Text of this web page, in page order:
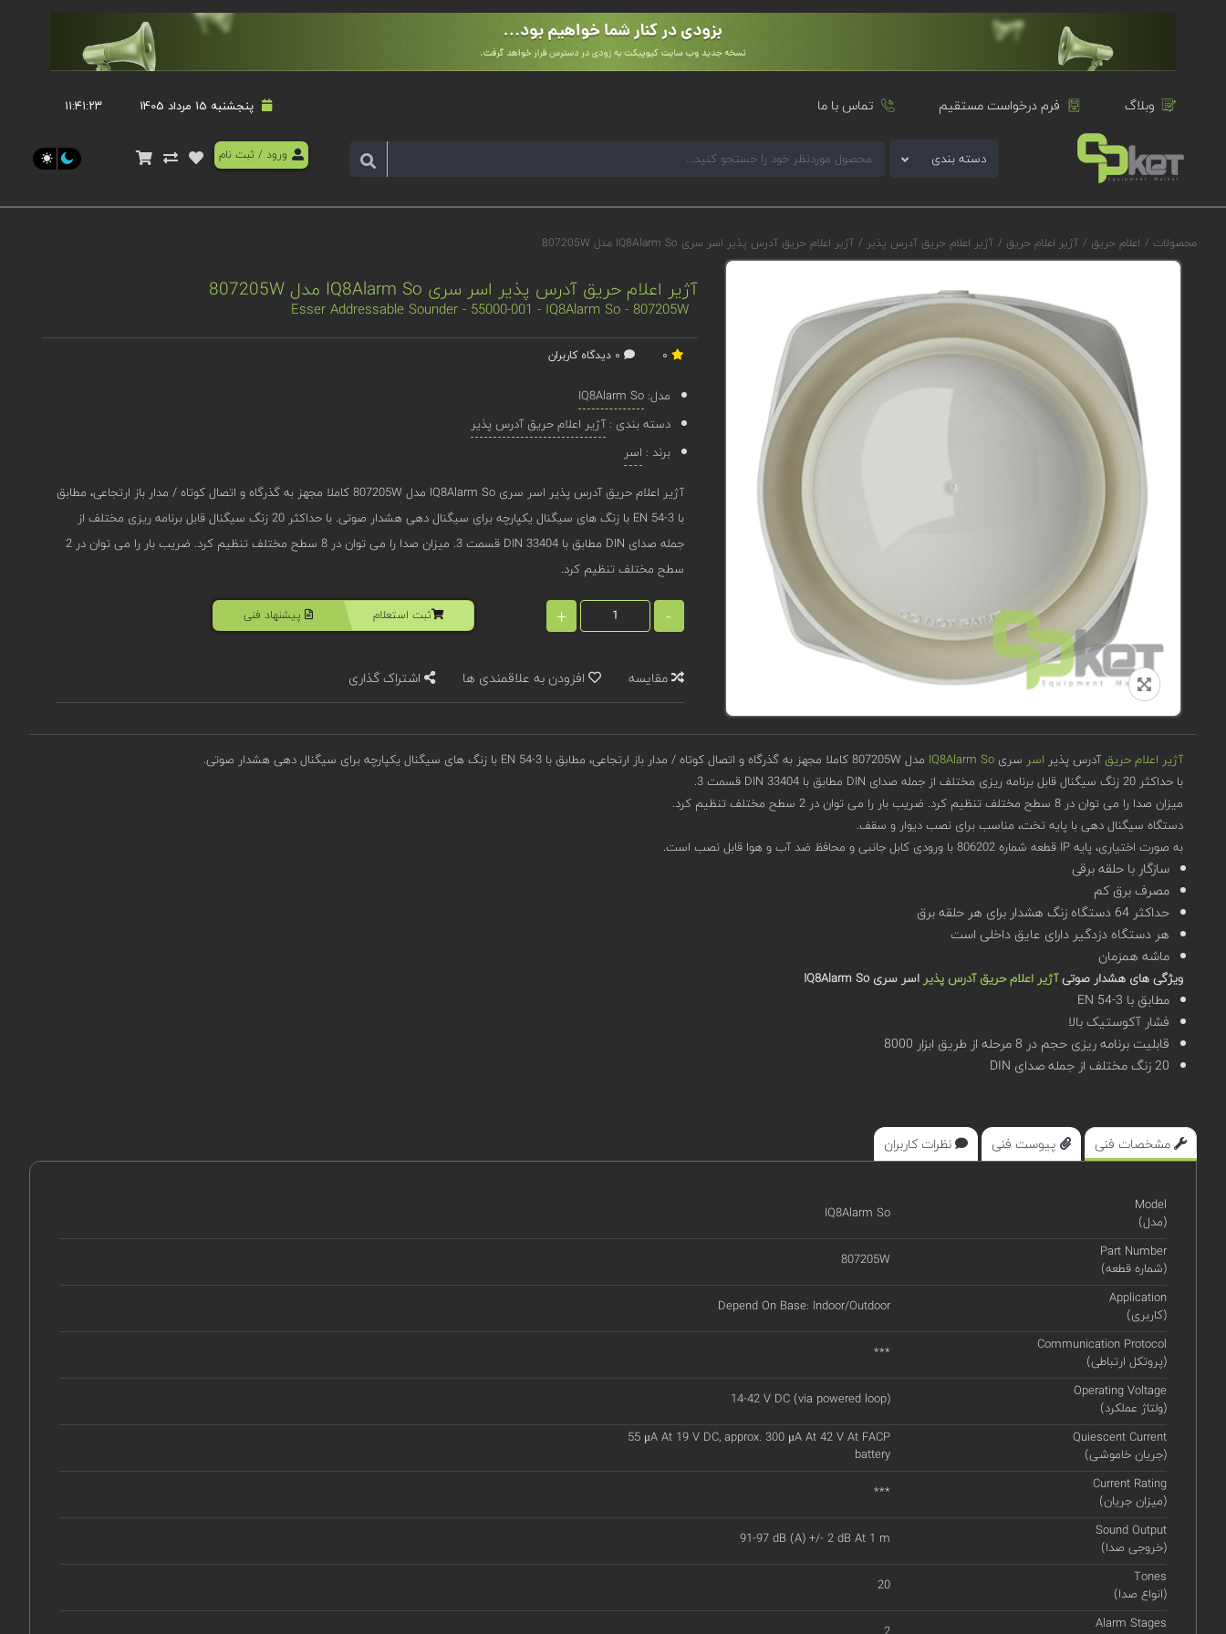
وبلاگ فرم درخواست مستقیم تماس با ما پنجشنبه 15 مرداد 1405 ۱۱:۴۱:۲۳
دسته بندی ورود / ثبت نام
محصولات / اعلام حریق / آژیر اعلام حریق / آژیر اعلام حریق آدرس پذیر / آژیر اعلام حریق آدرس پذیر اسر سری IQ8Alarm So مدل 807205W
آژیر اعلام حریق آدرس پذیر اسر سری IQ8Alarm So مدل 807205W
Esser Addressable Sounder - 55000-001 - IQ8Alarm So - 807205W
مدل:IQ8Alarm So
دسته بندی :آژیر اعلام حریق آدرس پذیر
برند : اسر
آژیر اعلام حریق آدرس پذیر اسر سری IQ8Alarm So مدل 807205W کاملا مجهز به گذرگاه و اتصال کوتاه / مدار باز ارتجاعی، مطابق
با EN 54-3 با زنگ های سیگنال یکپارچه برای سیگنال دهی هشدار صوتی. با حداکثر 20 زنگ سیگنال قابل برنامه ریزی مختلف از
جمله صدای DIN مطابق با DIN 33404 قسمت 3. میزان صدا را می توان در 8 سطح مختلف تنظیم کرد. ضریب بار را می توان در 2
سطح مختلف تنظیم کرد.
-
+ ثبت استعلام پیشنهاد فنی
مقایسه افزودن به علاقمندی ها اشتراک گذاری
آژیر اعلام حریقآدرس پذیر اسر سری IQ8Alarm So مدل 807205W کاملا مجهز به گذرگاه و اتصال کوتاه / مدار باز ارتجاعی، مطابق با EN 54-3 با زنگ های سیگنال یکپارچه برای سیگنال دهی هشدار صوتی.
با حداکثر 20 زنگ سیگنال قابل برنامه ریزی مختلف از جمله صدای DIN مطابق با DIN 33404 قسمت 3.
میزان صدا را می توان در 8 سطح مختلف تنظیم کرد. ضریب بار را می توان در 2 سطح مختلف تنظیم کرد.
دستگاه سیگنال دهی با پایه تخت، مناسب برای نصب دیوار و سقف.
به صورت اختیاری، پایه IP قطعه شماره 806202 با ورودی کابل جانبی و محافظ ضد آب و هوا قابل نصب است.
سازگار با حلقه برقی
مصرف برق کم
حداکثر 64 دستگاه زنگ هشدار برای هر حلقه برق
هر دستگاه دزدگیر دارای عایق داخلی است
ماشه همزمان
ویژگی های هشدار صوتیآژیر اعلام حریق آدرس پذیر اسر سری IQ8Alarm So
مطابق با EN 54-3
فشار آکوستیک بالا
قابلیت برنامه ریزی حجم در 8 مرحله از طریق ابزار 8000
20 زنگ مختلف از جمله صدای DIN
مشخصات فنی پیوست فنی نظرات کاربران
Model
(مدل)
IQ8Alarm So
Part Number
(شماره قطعه)
807205W
Application
(کاربری)
Depend On Base: Indoor/Outdoor
Communication Protocol
(پروتکل ارتباطی)
***
Operating Voltage
(ولتاژ عملکرد)
14-42 V DC (via powered loop)
Quiescent Current
(جریان خاموشی)
55 μA At 19 V DC, approx. 300 μA At 42 V At FACP
battery
Current Rating
(میزان جریان)
***
Sound Output
(خروجی صدا)
91-97 dB (A) +/- 2 dB At 1 m
Tones
(انواع صدا)
20
Alarm Stages